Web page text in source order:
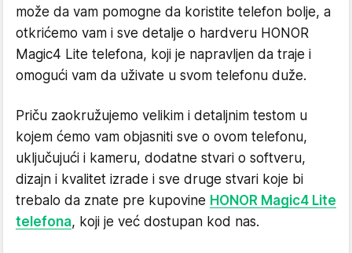
može da vam pomogne da koristite telefon bolje, a
otkrićemo vam i sve detalje o hardveru HONOR
Magic4 Lite telefona, koji je napravljen da traje i
omogući vam da uživate u svom telefonu duže.
Priču zaokružujemo velikim i detaljnim testom u
kojem ćemo vam objasniti sve o ovom telefonu,
uključujući i kameru, dodatne stvari o softveru,
dizajn i kvalitet izrade i sve druge stvari koje bi
trebalo da znate pre kupovine HONOR Magic4 Lite
telefona, koji je već dostupan kod nas.